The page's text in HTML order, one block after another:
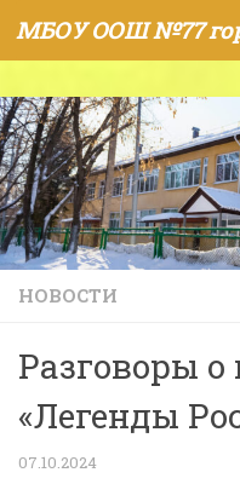
Skip to content
МБОУ ООШ №77
НОВОСТИ
Разговоры
«Легенды
07.10.2024